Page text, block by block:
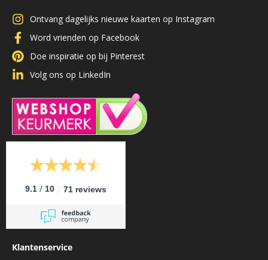
Ontvang dagelijks nieuwe kaarten op Instagram
Word vrienden op Facebook
Doe inspiratie op bij Pinterest
Volg ons op LinkedIn
9.1 / 10 71 reviews
Klantenservice